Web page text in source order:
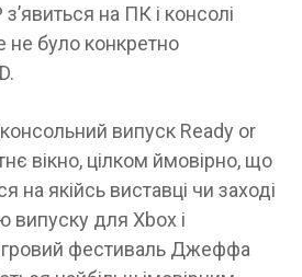
на ПК і консолі
не було конкретно
випуск Ready or
вікно, цілком ймовірно, що
на якійсь виставці чи заході
для Xbox і
фестиваль Джеффа